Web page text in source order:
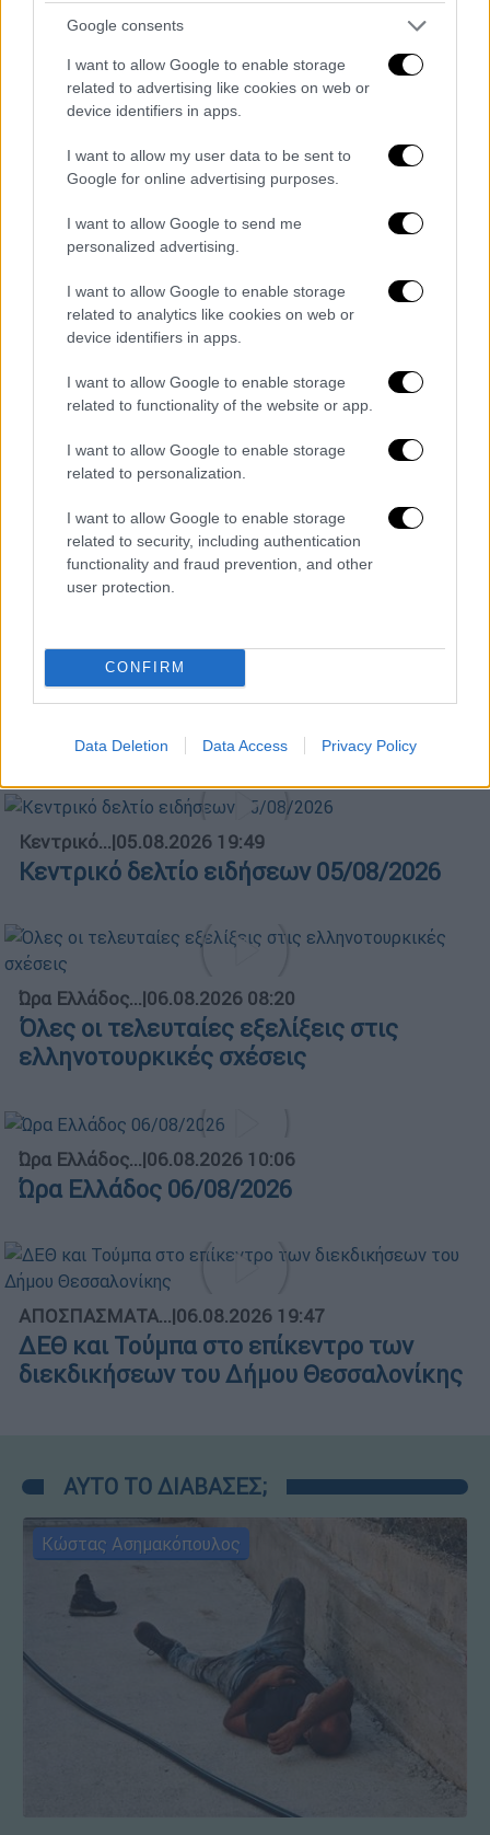
Google consents
I want to allow Google to enable storage
related to advertising like cookies on web or
device identifiers in apps.
I want to allow my user data to be sent to
Google for online advertising purposes.
I want to allow Google to send me
personalized advertising.
I want to allow Google to enable storage
related to analytics like cookies on web or
device identifiers in apps.
I want to allow Google to enable storage
related to functionality of the website or app.
I want to allow Google to enable storage
related to personalization.
I want to allow Google to enable storage
related to security, including authentication
functionality and fraud prevention, and other
user protection.
CONFIRM
Data Deletion Data Access Privacy Policy
Κοσκινά
ΑΛΛΑ #TAGS
ΕΜΣΤ
ΥΠΠΟ
καλλιτέχνες
Εθνικό Μουσείο Σύγχρονης Τέχνης
Κίνα
ΥΠΠΟΑ Μυρσίνη Ζορμπά
Κεντρικό...|06.08.2026 20:05
Κεντρικό δελτίο ειδήσεων 06/08/2026
Κεντρικό...|05.08.2026 19:49
Κεντρικό δελτίο ειδήσεων 05/08/2026
Ώρα Ελλάδος...|06.08.2026 08:20
Όλες οι τελευταίες εξελίξεις στις
ελληνοτουρκικές σχέσεις
Ώρα Ελλάδος...|06.08.2026 10:06
Ώρα Ελλάδος 06/08/2026
ΑΠΟΣΠΑΣΜΑΤΑ...|06.08.2026 19:47
ΔΕΘ και Τούμπα στο επίκεντρο των
διεκδικήσεων του Δήμου Θεσσαλονίκης
ΑΥΤΟ ΤΟ ΔΙΑΒΑΣΕΣ;
Κώστας Ασημακόπουλος